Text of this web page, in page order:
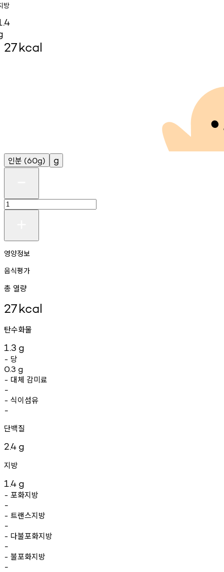
방
27kcal
인분 (60g) g
영양정보
음식평가
총 열량
27kcal
탄수화물
1.3 g
- 당
0.3 g
- 대체 감미료
-
- 식이섬유
-
단백질
2.4 g
지방
1.4 g
- 포화지방
-
- 트랜스지방
-
- 다불포화지방
-
- 불포화지방
-